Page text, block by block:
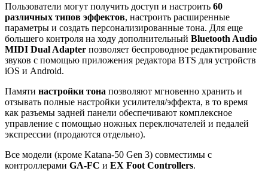
Пользователи могут получить доступ и настроить 60
различных типов эффектов, настроить расширенные
параметры и создать персонализированные тона. Для еще
большего контроля на ходу дополнительный Bluetooth Audio
MIDI Dual Adapter позволяет беспроводное редактирование
звуков с помощью приложения редактора BTS для устройств
iOS и Android.
Памяти настройки тона позволяют мгновенно хранить и
отзывать полные настройки усилителя/эффекта, в то время
как разъемы задней панели обеспечивают комплексное
управление с помощью ножных переключателей и педалей
экспрессии (продаются отдельно).
Все модели (кроме Katana-50 Gen 3) совместимы с
контроллерами GA-FC и EX Foot Controllers.